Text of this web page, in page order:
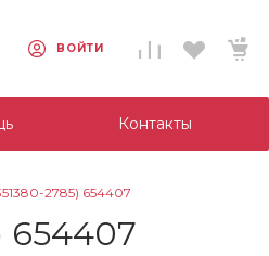
ВОЙТИ
Контакты
2785) 654407
654407